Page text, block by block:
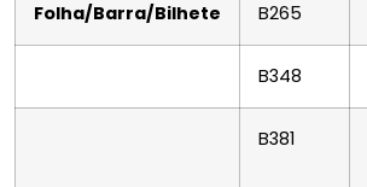
Folha/Barra/Bilhete B265
B348
B381